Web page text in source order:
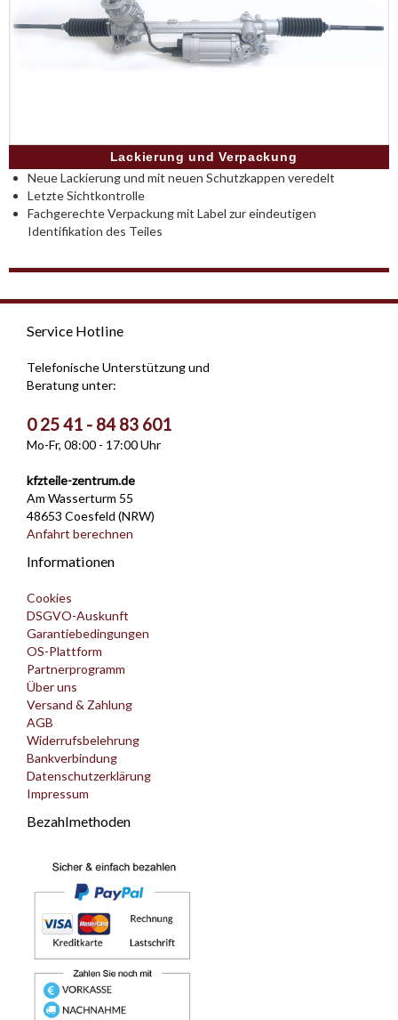
Lackierung und Verpackung
Neue Lackierung und mit neuen Schutzkappen veredelt
Letzte Sichtkontrolle
Fachgerechte Verpackung mit Label zur eindeutigen
Identifikation des Teiles
Service Hotline
Telefonische Unterstützung und
Beratung unter:
0 25 41 - 84 83 601
Mo-Fr, 08:00 - 17:00 Uhr
kfzteile-zentrum.de
Am Wasserturm 55
48653 Coesfeld (NRW)
Anfahrt berechnen
Informationen
Cookies
DSGVO-Auskunft
Garantiebedingungen
OS-Plattform
Partnerprogramm
Über uns
Versand & Zahlung
AGB
Widerrufsbelehrung
Bankverbindung
Datenschutzerklärung
Impressum
Bezahlmethoden